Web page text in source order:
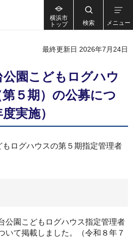
横浜市
トップ
検索 メニュー
最終更新日 2026年7月24日
園こどもログハウ
５期）の公募につ
実施）
ログハウスの第５期指定管理者
公園こどもログハウス指定管理者
いて掲載しました。（令和８年７